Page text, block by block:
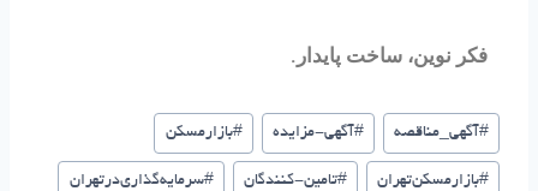
فکر نوین، ساخت پایدار.
#آگهی_مناقصه #آگهی-مزایده #بازارمسکن
#بازار‌مسکن‌تهران #تامین-کنندگان #سرمایه‌گذاری‌در‌تهران